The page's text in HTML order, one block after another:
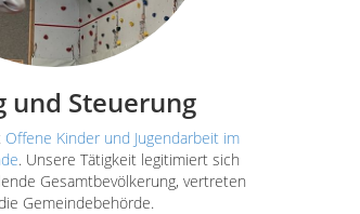
und Steuerung
Offene Kinder und Jugendarbeit im
. Unsere Tätigkeit legitimiert sich
Gesamtbevölkerung, vertreten
Gemeindebehörde.